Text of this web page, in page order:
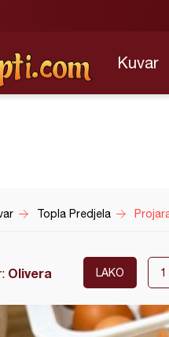
Kuvar
Topla Predjela
Olivera LAKO 1